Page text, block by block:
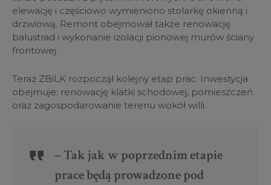
elewację i częściowo wymieniono stolarkę okienną i
drzwiową. Remont obejmował także renowację
balustrad i wykonanie izolacji pionowej murów ściany
frontowej.
Teraz ZBiLK rozpoczął kolejny etap prac. Inwestycja
obejmuje: renowację klatki schodowej, pomieszczeń
oraz zagospodarowanie terenu wokół willi.
– Tak jak w poprzednim etapie
prace będą prowadzone pod